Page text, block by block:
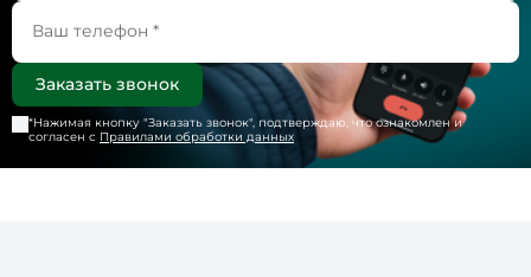
*Нажимая кнопку "Заказать звонок", подтверждаю, что ознакомлен и
согласен с Правилами обработки данных